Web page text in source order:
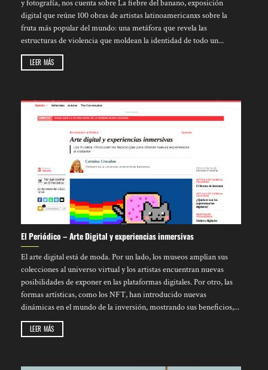
y fotografía, nos cuenta sobre La fiebre del banano, exposición
digital que reúne 100 obras de artistas latinoamericanxs sobre la
fruta más popular del mundo: una metáfora que revela las
estructuras de violencia que moldean la identidad de todo un...
LEER MÁS
El Periódico – Arte Digital y experiencias inmersivas
El arte digital está de moda. Por un lado, los museos amplían sus
colecciones al universo virtual y los artistas encuentran nuevas
posibilidades de exponer en las plataformas digitales. Por otro, las
formas artísticas, como los NFT, han introducido nuevas
dinámicas en el mundo de la inversión, mostrando sus beneficios,...
LEER MÁS